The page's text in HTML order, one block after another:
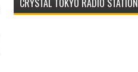
CRYSTAL TOKYO RADIO STATION